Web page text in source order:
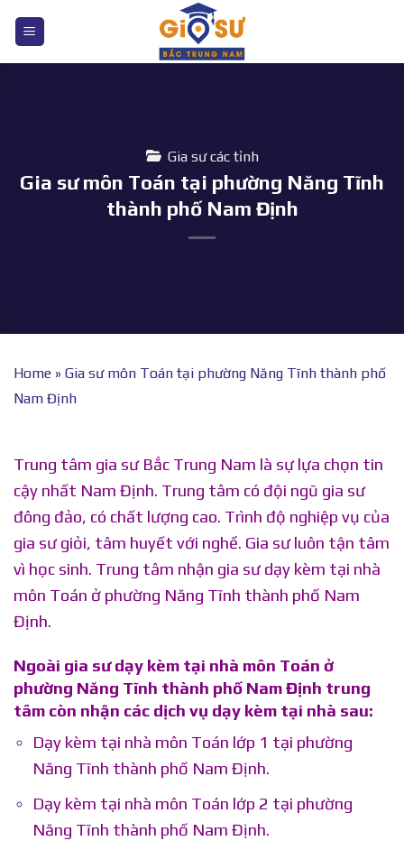
nội
Gia sư các tỉnh
Gia sư môn Toán tại phường Năng Tĩnh
thành phố Nam Định
Home » Gia sư môn Toán tại phường Năng Tĩnh thành phố
Nam Định
Trung tâm gia sư Bắc Trung Nam là sự lựa chọn tin
cậy nhất Nam Định. Trung tâm có đội ngũ gia sư
đông đảo, có chất lượng cao. Trình độ nghiệp vụ của
gia sư giỏi, tâm huyết với nghề. Gia sư luôn tận tâm
vì học sinh. Trung tâm nhận gia sư dạy kèm tại nhà
môn Toán ở phường Năng Tĩnh thành phố Nam
Định.
Ngoài gia sư dạy kèm tại nhà môn Toán ở
phường Năng Tĩnh thành phố Nam Định trung
tâm còn nhận các dịch vụ dạy kèm tại nhà sau:
Dạy kèm tại nhà môn Toán lớp 1 tại phường
Năng Tĩnh thành phố Nam Định.
Dạy kèm tại nhà môn Toán lớp 2 tại phường
Năng Tĩnh thành phố Nam Định.